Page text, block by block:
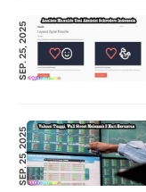
SEP. 25, 2025
SEP. 25, 2025